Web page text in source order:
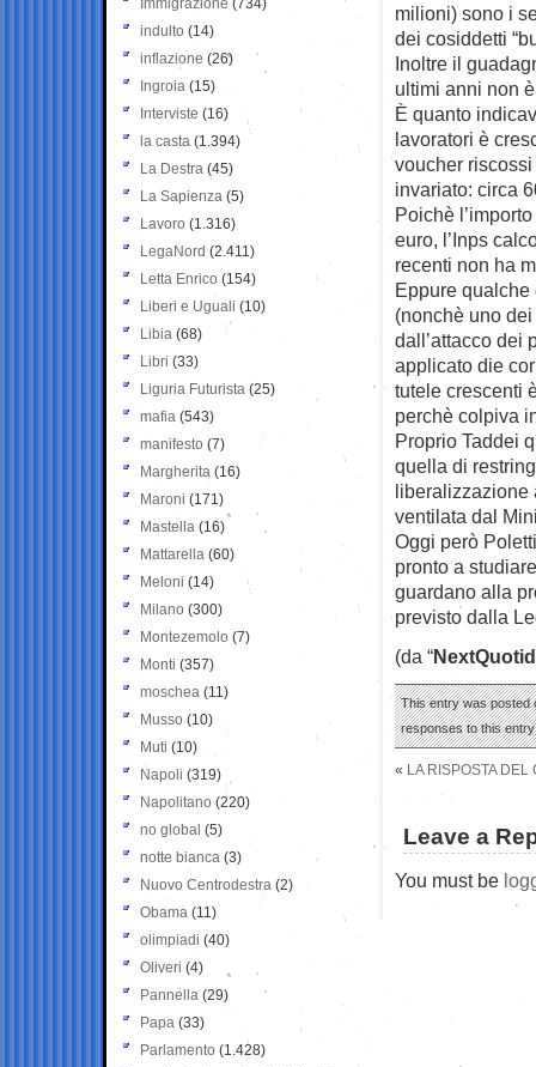
milioni) sono i
dei cosiddetti
Inoltre il
ultimi anni non
È quanto
lavoratori è
voucher
invariato: circa
Poichè
euro, l’Inps
recenti non ha
Eppure
(nonchè uno
dall’attacco dei
applicato die
tutele crescenti
perchè colpiva
Proprio Taddei
quella di
liberalizzazione
ventilata dal
Oggi però
pronto a
guardano alla
previsto dalla
(da “
This entry was posted
responses to this
« LA RISPOSTA DEL
Leave a
You must be
Immigrazione (734)
indulto (14)
inflazione (26)
Ingroia (15)
Interviste (16)
la casta (1.394)
La Destra (45)
La Sapienza (5)
Lavoro (1.316)
LegaNord (2.411)
Letta Enrico (154)
Liberi e Uguali (10)
Libia (68)
Libri (33)
Liguria Futurista (25)
mafia (543)
manifesto (7)
Margherita (16)
Maroni (171)
Mastella (16)
Mattarella (60)
Meloni (14)
Milano (300)
Montezemolo (7)
Monti (357)
moschea (11)
Musso (10)
Muti (10)
Napoli (319)
Napolitano (220)
no global (5)
notte bianca (3)
Nuovo Centrodestra (2)
Obama (11)
olimpiadi (40)
Oliveri (4)
Pannella (29)
Papa (33)
Parlamento (1.428)